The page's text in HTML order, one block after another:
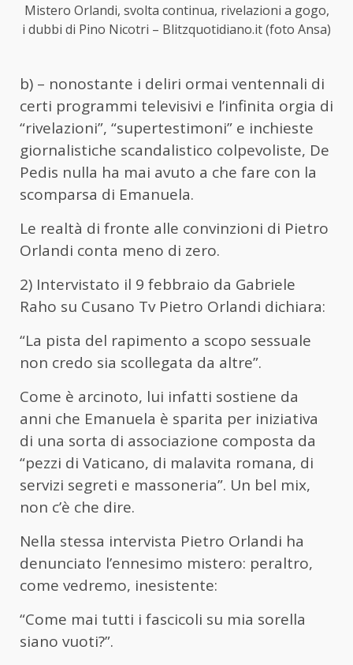
Mistero Orlandi, svolta continua, rivelazioni a gogo,
i dubbi di Pino Nicotri – Blitzquotidiano.it (foto Ansa)
b) – nonostante i deliri ormai ventennali di
certi programmi televisivi e l’infinita orgia di
“rivelazioni”, “supertestimoni” e inchieste
giornalistiche scandalistico colpevoliste, De
Pedis nulla ha mai avuto a che fare con la
scomparsa di Emanuela.
Le realtà di fronte alle convinzioni di Pietro
Orlandi conta meno di zero.
2) Intervistato il 9 febbraio da Gabriele
Raho su Cusano Tv Pietro Orlandi dichiara:
“La pista del rapimento a scopo sessuale
non credo sia scollegata da altre”.
Come è arcinoto, lui infatti sostiene da
anni che Emanuela è sparita per iniziativa
di una sorta di associazione composta da
“pezzi di Vaticano, di malavita romana, di
servizi segreti e massoneria”. Un bel mix,
non c’è che dire.
Nella stessa intervista Pietro Orlandi ha
denunciato l’ennesimo mistero: peraltro,
come vedremo, inesistente:
“Come mai tutti i fascicoli su mia sorella
siano vuoti?”.